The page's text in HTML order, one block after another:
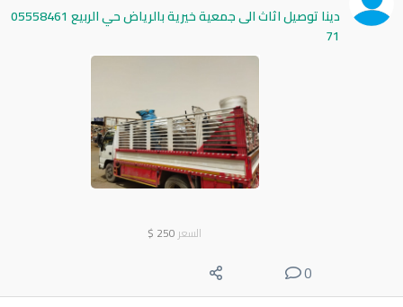
دينا توصيل اثاث الى جمعية خيرية بالرياض حي الربيع 05558461
71
السعر 250
$
0